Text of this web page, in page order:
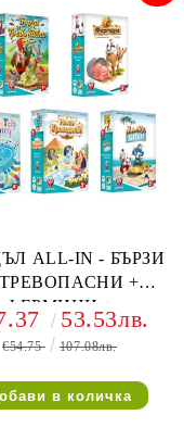
ALL-IN - БЪРЗИ
+
ФЕРМИНИ +
+ НИЛИ
+ МАЛКИ
БИТКИ
53.53лв.
€54.75 107.08лв.